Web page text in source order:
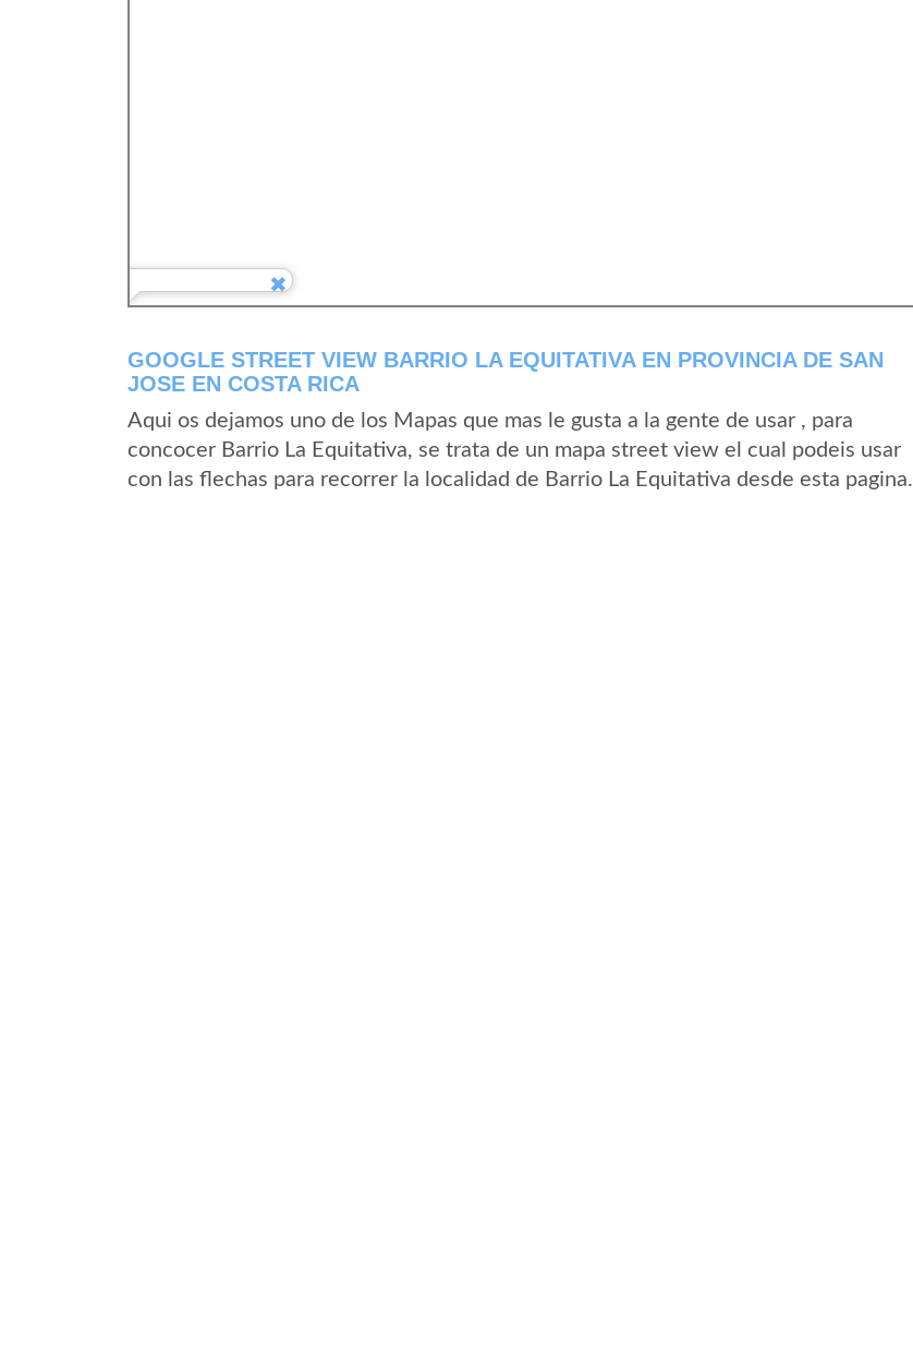
GOOGLE STREET VIEW BARRIO LA EQUITATIVA EN PROVINCIA DE SAN
JOSE EN COSTA RICA
Aqui os dejamos uno de los Mapas que mas le gusta a la gente de usar , para
concocer Barrio La Equitativa, se trata de un mapa street view el cual podeis usar
con las flechas para recorrer la localidad de Barrio La Equitativa desde esta pagina.